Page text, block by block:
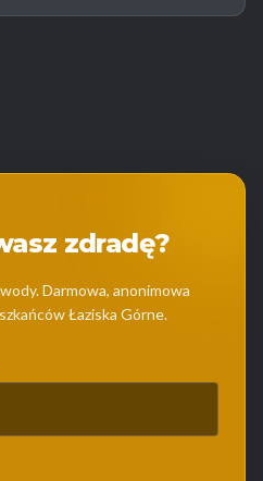
zdradę?
Darmowa, anonimowa
Łaziska Górne.